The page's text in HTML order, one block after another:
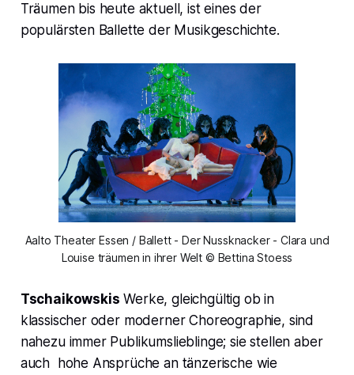
Träumen bis heute aktuell, ist eines der
populärsten Ballette der Musikgeschichte.
Aalto Theater Essen / Ballett - Der Nussknacker - Clara und
Louise träumen in ihrer Welt © Bettina Stoess
Tschaikowskis Werke, gleichgültig ob in
klassischer oder moderner Choreographie, sind
nahezu immer Publikumslieblinge; sie stellen aber
auch hohe Ansprüche an tänzerische wie